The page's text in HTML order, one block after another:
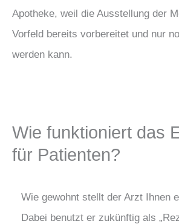
Apotheke, weil die Ausstellung der
Vorfeld bereits vorbereitet und nur
werden kann.
Wie funktioniert das
für Patienten?
Wie gewohnt stellt der Arzt Ihnen
Dabei benutzt er zukünftig als